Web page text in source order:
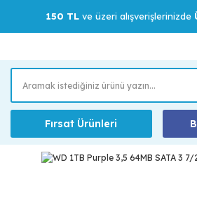
150 TLve üzeri alışverişlerinizde
Fırsat Ürünleri